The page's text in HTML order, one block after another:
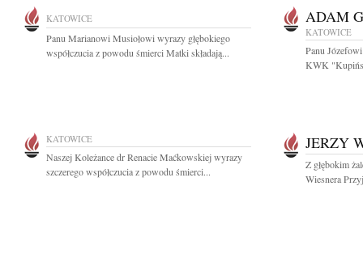
KATOWICE
Panu Marianowi Musiołowi wyrazy głębokiego
współczucia z powodu śmierci Matki składają...
ADAM
KATOWICE
Panu
KWK
KATOWICE
Naszej Koleżance dr Renacie Maćkowskiej wyrazy
szczerego współczucia z powodu śmierci...
JERZY
Z głębokim
Wiesnera